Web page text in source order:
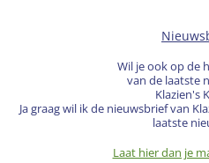
Wil je ook op de
van de laatste
Klazien's
Ja graag wil ik de nieuwsbrief van
laatste
Laat hier dan je